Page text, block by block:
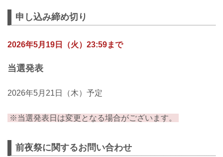
イ級王者の扇久保博正に挑む他、元谷vs.
けて前日に前夜祭イベントを開催いたし
参加ゲストには、征矢貴・大島沙緒里が
します...
申し込み締め切り
2026年5月19日（火）23:59まで
当選発表
2026年5月21日（木）予定
※当選発表日は変更となる場合がございます。
前夜祭に関するお問い合わせ